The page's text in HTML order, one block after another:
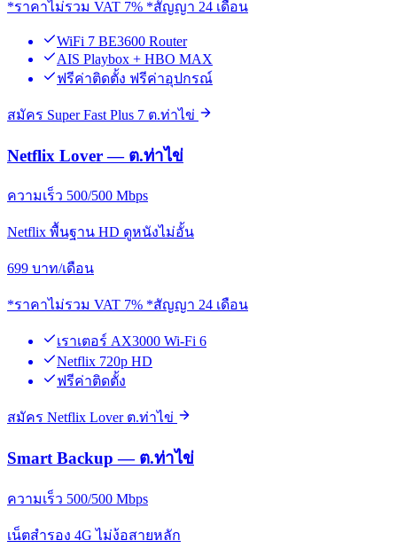
*ราคาไม่รวม VAT 7% *สัญญา 24 เดือน
WiFi 7 BE3600 Router
AIS Playbox + HBO MAX
ฟรีค่าติดตั้ง ฟรีค่าอุปกรณ์
สมัคร Super Fast Plus 7 ต.ท่าไข่
Netflix Lover — ต.ท่าไข่
ความเร็ว 500/500 Mbps
Netflix พื้นฐาน HD ดูหนังไม่อั้น
699 บาท/เดือน
*ราคาไม่รวม VAT 7% *สัญญา 24 เดือน
เราเตอร์ AX3000 Wi-Fi 6
Netflix 720p HD
ฟรีค่าติดตั้ง
สมัคร Netflix Lover ต.ท่าไข่
Smart Backup — ต.ท่าไข่
ความเร็ว 500/500 Mbps
เน็ตสำรอง 4G ไม่ง้อสายหลัก